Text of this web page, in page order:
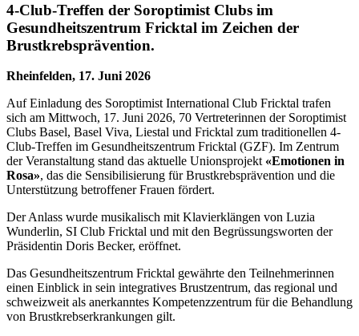
4-Club-Treffen der Soroptimist Clubs im
Gesundheitszentrum Fricktal im Zeichen der
Brustkrebsprävention.
Rheinfelden, 17. Juni 2026
Auf Einladung des Soroptimist International Club Fricktal trafen
sich am Mittwoch, 17. Juni 2026, 70 Vertreterinnen der Soroptimist
Clubs Basel, Basel Viva, Liestal und Fricktal zum traditionellen 4-
Club-Treffen im Gesundheitszentrum Fricktal (GZF). Im Zentrum
der Veranstaltung stand das aktuelle Unionsprojekt «Emotionen in
Rosa», das die Sensibilisierung für Brustkrebsprävention und die
Unterstützung betroffener Frauen fördert.
Der Anlass wurde musikalisch mit Klavierklängen von Luzia
Wunderlin, SI Club Fricktal und mit den Begrüssungsworten der
Präsidentin Doris Becker, eröffnet.
Das Gesundheitszentrum Fricktal gewährte den Teilnehmerinnen
einen Einblick in sein integratives Brustzentrum, das regional und
schweizweit als anerkanntes Kompetenzzentrum für die Behandlung
von Brustkrebserkrankungen gilt.